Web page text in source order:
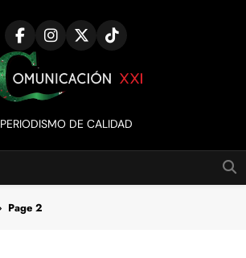
Comunicación
XXI
PERIODISMO DE CALIDAD
Page 2